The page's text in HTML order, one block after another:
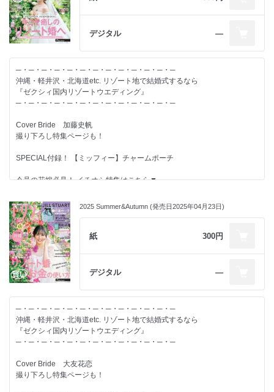
◆沖縄＆軽井沢 Wedding Book
◆リゾート婚の常識＆マナーBOOK
◆教会＆式場100BOOK
【特集】-------------------------
◆Resort Dress Coordinate
◆リゾート婚のゲスト旅費の負担額 “超こまか明細”全部見せ！
リゾ婚パッキングすべて見せます！
結婚するふたりが、すてきな結婚式を実現し、
デジタル ―
─・─・─・─・─・─・─・─・─・─・─・─・─
沖縄・軽井沢・北海道etc. リゾート地で結婚式するなら
『ゼクシィ国内リゾートウエディング』
─・─・─・─・─・─・─・─・─・─・─・─・─
Cover Bride 加藤史帆
撮り下ろし特集ページも！
SPECIAL付録！ 【ミッフィー】チャームポーチ
今号の花嫁必見！ イチオシ特集はこちら▼
今こそ、癒しのリゾート婚へ
【別冊付録】-------------------------
◆リゾート婚の費用明細BOOK
◆リゾート婚の常識＆マナーBOOK
◆教会＆式場100BOOK
【特集】-------------------------
◆エリア別 おしゃれBride SNAP 28
◆リゾート婚のゲスト旅費の負担額 “超こまか明細”全部見せ！
2025 Summer&Autumn (発売日2025年04月23日)
紙 300円
デジタル ―
─・─・─・─・─・─・─・─・─・─・─・─・─
沖縄・軽井沢・北海道etc. リゾート地で結婚式するなら
『ゼクシィ国内リゾートウエディング』
─・─・─・─・─・─・─・─・─・─・─・─・─
Cover Bride 大友花恋
撮り下ろし特集ページも！